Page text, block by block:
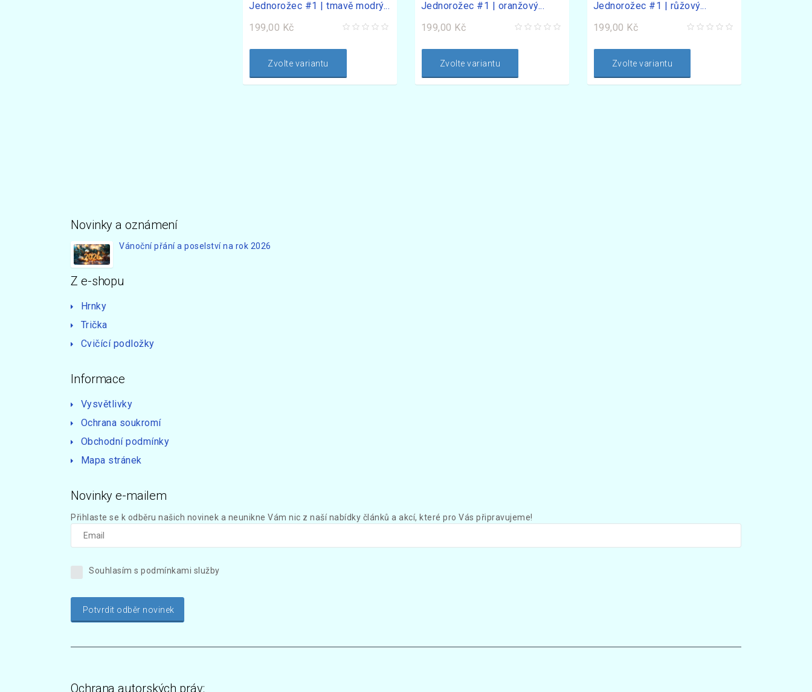
Jednorožec #1 | tmavě modrý...
199,00 Kč
Zvolte variantu
Jednorožec #1 | oranžový...
199,00 Kč
Zvolte variantu
Jednorožec #1 | růžový...
199,00 Kč
Zvolte variantu
Novinky a oznámení
Vánoční přání a poselství na rok 2026
Z e-shopu
Hrnky
Trička
Cvičící podložky
Informace
Vysvětlivky
Ochrana soukromí
Obchodní podmínky
Mapa stránek
Novinky e-mailem
Přihlaste se k odběru našich novinek a neunikne Vám nic z naší nabídky článků a akcí, které pro Vás připravujeme!
Souhlasím s podmínkami služby
Potvrdit odběr novinek
Ochrana autorských práv: